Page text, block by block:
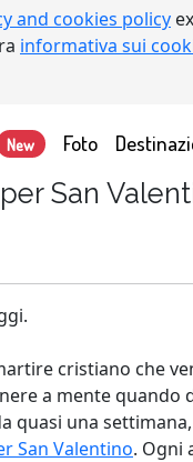
and cookies policy
informativa sui
New Foto
San
cristiano che
a mente
quasi una
San Valentino. Ogni